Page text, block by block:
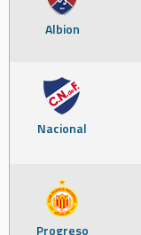
Albion
Nacional
Progreso